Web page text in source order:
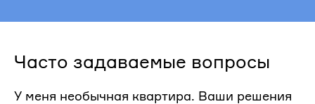
Часто задаваемые вопросы
У меня необычная квартира. Ваши решения